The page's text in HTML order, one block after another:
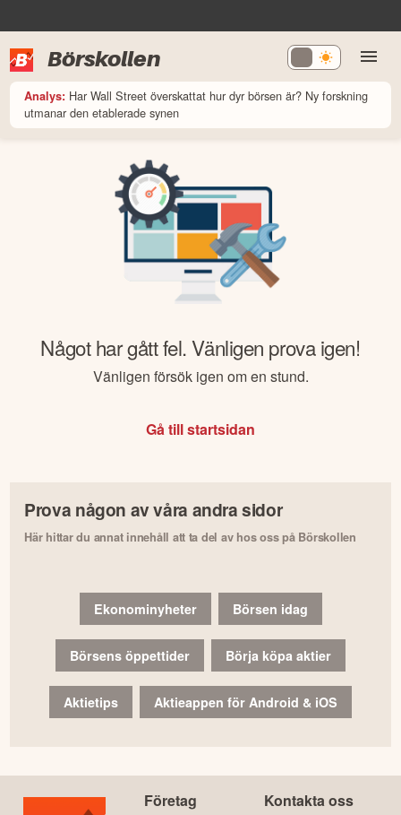
Börskollen
Analys: Har Wall Street överskattat hur dyr börsen är? Ny forskning
utmanar den etablerade synen
Något har gått fel. Vänligen prova igen!
Vänligen försök igen om en stund.
Gå till startsidan
Prova någon av våra andra sidor
Här hittar du annat innehåll att ta del av hos oss på Börskollen
Ekonominyheter Börsen idag
Börsens öppettider Börja köpa aktier
Aktietips Aktieappen för Android & iOS
Företag Kontakta oss